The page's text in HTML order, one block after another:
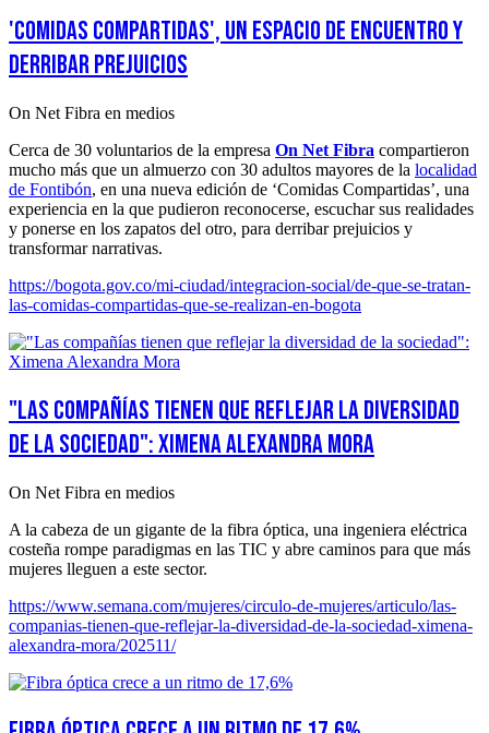
'Comidas Compartidas', un espacio de encuentro y
derribar prejuicios
On Net Fibra en medios
Cerca de 30 voluntarios de la empresa On Net Fibra compartieron
mucho más que un almuerzo con 30 adultos mayores de la localidad
de Fontibón, en una nueva edición de ‘Comidas Compartidas’, una
experiencia en la que pudieron reconocerse, escuchar sus realidades
y ponerse en los zapatos del otro, para derribar prejuicios y
transformar narrativas.
https://bogota.gov.co/mi-ciudad/integracion-social/de-que-se-tratan-
las-comidas-compartidas-que-se-realizan-en-bogota
"Las compañías tienen que reflejar la diversidad
de la sociedad": Ximena Alexandra Mora
On Net Fibra en medios
A la cabeza de un gigante de la fibra óptica, una ingeniera eléctrica
costeña rompe paradigmas en las TIC y abre caminos para que más
mujeres lleguen a este sector.
https://www.semana.com/mujeres/circulo-de-mujeres/articulo/las-
companias-tienen-que-reflejar-la-diversidad-de-la-sociedad-ximena-
alexandra-mora/202511/